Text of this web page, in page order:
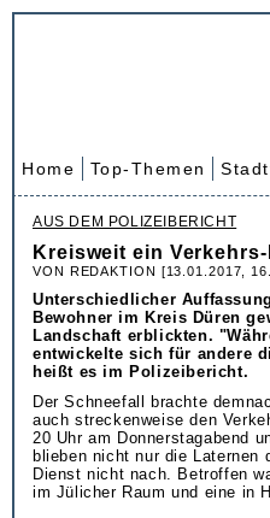
Home Top-Themen
AUS DEM POLIZEIBERICHT
Kreisweit ein
VON REDAKTION [13.01.2017,
Unterschiedlicher
Bewohner im Kreis Düren
Landschaft erblickten.
entwickelte sich für andere
heißt es im Polizeibericht.
Der Schneefall brachte
auch streckenweise den
20 Uhr am Donnerstagabend
blieben nicht nur die Laternen
Dienst nicht nach. Betroffen
im Jülicher Raum und eine in